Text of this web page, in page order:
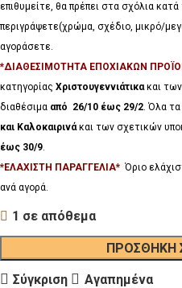
επιθυμείτε, θα πρέπει στα σχόλια
περιγράψετε(χρώμα, σχέδιο, μικρό/
αγοράσετε.
*ΔΙΑΘΕΣΙΜΟΤΗΤΑ ΕΠΟΧΙΑΚΩΝ
κατηγορίας Χριστουγεννιάτικακαι των
διαθέσιμα από 26/10 έως 29/2. Όλα τα
και Καλοκαιρινάκαι των σχετικών
έως 30/9.
*ΕΛΑΧΙΣΤΗ ΠΑΡΑΓΓΕΛΙΑ* Όριο
ανά αγορά.
1 σε απόθεμα
ΠΡΟΣΘΉΚΗ
Σύγκριση
Αγαπημένα